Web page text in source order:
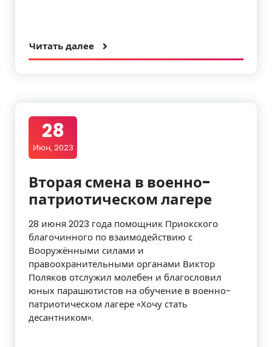
Читать далее
28
Июн, 2023
Вторая смена в военно-
патриотическом лагере
28 июня 2023 года помощник Приокского
благочинного по взаимодействию с
Вооружёнными силами и
правоохранительными органами Виктор
Поляков отслужил молебен и благословил
юных парашютистов на обучение в военно-
патриотическом лагере «Хочу стать
десантником».